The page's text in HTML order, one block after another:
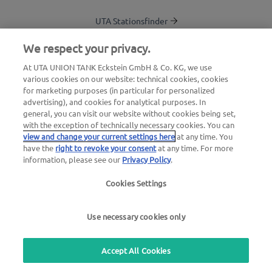
UTA Stationsfinder
Blog
Login Kundenbereich
Über UTA Edenred
UTA Academy
Datenschutzerklärung |
We respect your privacy.
At UTA UNION TANK Eckstein GmbH & Co. KG, we use
various cookies on our website: technical cookies, cookies
for marketing purposes (in particular for personalized
advertising), and cookies for analytical purposes. In
general, you can visit our website without cookies being set,
with the exception of technically necessary cookies. You can
view and change your current settings hereat any time. You
have the right to revoke your consentat any time. For more
information, please see our Privacy Policy.
Cookies Settings
Use necessary cookies only
Accept All Cookies